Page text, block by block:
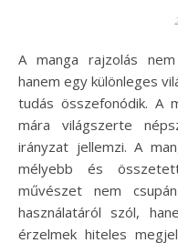
A manga rajzolás nem csupán egy művészeti forma,
hanem egy különleges
tudás összefonódik. A
mára világszerte
irányzat jellemzi. A
mélyebb és
művészet nem
használatáról szól,
érzelmek hiteles